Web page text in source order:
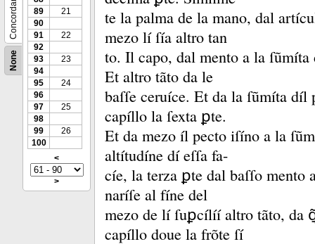
None
Concordance
89
21
90
91
22
92
93
23
94
95
24
96
97
25
98
99
26
100
<
>
te la palma de la mano, dal
mezo lí ſía altro tan
to. Il capo, dal mento a la
Et altro tãto da le
baſſe ceruíce. Et da la ſũmíta díl
capíllo la ſexta ꝑte.
Et da mezo íl pecto iſíno a la
altítudíne dí eſſa fa-
cíe, la terza ꝑte dal baſſo mento
naríſe al fíne del
mezo de lí ſuꝑcílíí altro tãto, da
capíllo doue la frõte ſí